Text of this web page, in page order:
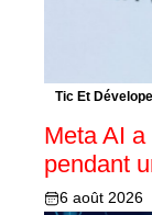
Tic Et
Meta AI
pendant
6 août 2026